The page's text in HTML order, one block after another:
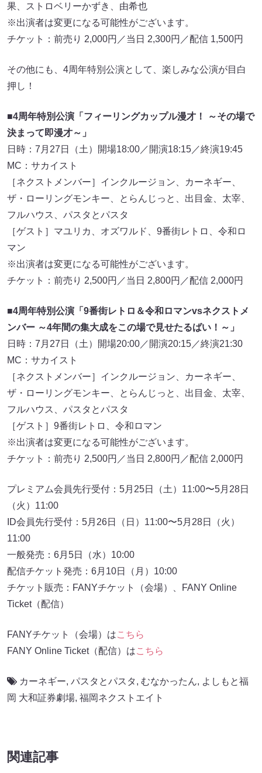
果、ストロベリーかずき、由希也
※出演者は変更になる可能性がございます。
チケット：前売り 2,000円／当日 2,300円／配信 1,500円
その他にも、4周年特別公演として、楽しみな公演が目白
押し！
■4周年特別公演「フィーリングカップル漫才！ ～その場で
決まって即漫才～」
日時：7月27日（土）開場18:00／開演18:15／終演19:45
MC：サカイスト
［ネクストメンバー］インクルージョン、カーネギー、
ザ・ローリングモンキー、とらんじっと、出目金、太宰、
フルハウス、パスタとパスタ
［ゲスト］マユリカ、オズワルド、9番街レトロ、令和ロ
マン
※出演者は変更になる可能性がございます。
チケット：前売り 2,500円／当日 2,800円／配信 2,000円
■4周年特別公演「9番街レトロ＆令和ロマンvsネクストメ
ンバー ～4年間の集大成をこの場で見せたるばい！～」
日時：7月27日（土）開場20:00／開演20:15／終演21:30
MC：サカイスト
［ネクストメンバー］インクルージョン、カーネギー、
ザ・ローリングモンキー、とらんじっと、出目金、太宰、
フルハウス、パスタとパスタ
［ゲスト］9番街レトロ、令和ロマン
※出演者は変更になる可能性がございます。
チケット：前売り 2,500円／当日 2,800円／配信 2,000円
プレミアム会員先行受付：5月25日（土）11:00〜5月28日
（火）11:00
ID会員先行受付：5月26日（日）11:00〜5月28日（火）
11:00
一般発売：6月5日（水）10:00
配信チケット発売：6月10日（月）10:00
チケット販売：FANYチケット（会場）、FANY Online
Ticket（配信）
FANYチケット（会場）はこちら
FANY Online Ticket（配信）はこちら
カーネギー, パスタとパスタ , むなかったん, よしもと福
岡 大和証券劇場, 福岡ネクストエイト
関連記事